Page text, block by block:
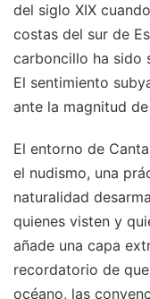
del siglo XIX
costas del sur de
carboncillo ha sido
El sentimiento
ante la magnitud
El entorno de
el nudismo, una
naturalidad
quienes visten y
añade una capa
recordatorio de
océano, las